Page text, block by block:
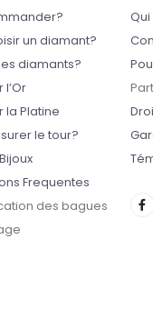
un diamant?
diamants?
la Platine
le tour?
Frequentes
des bagues